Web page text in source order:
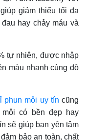
giảm thiểu tối đa
hay chảy máu và
tự nhiên, được nhập
màu nhanh cùng độ
phun môi uy tín cũng
có bền đẹp hay
sẽ giúp bạn yên tâm
bảo an toàn, chất